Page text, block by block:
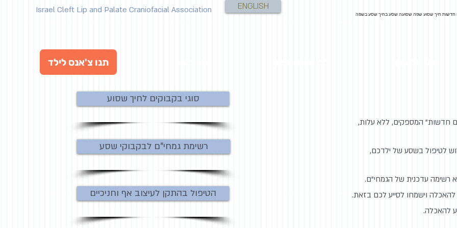
Israel Cleft Lip and Palate Craniofacial Association ENGLISH
חדשות חיך שסוע שפה שסועה שסע בחיך שסע בשפה
תנו צ'אנס לילד
סוגי בקבוקים לחיך שסוע
רשימת גמחי"ם לבקבוקי שסע
הטיפול בהתקן לעיצוב אף וחניכיים
חדשות" המספקים, ללא עלות,
לטיפול בשסע של ילדכם,
רשימה עדכנית של הגמחי"ם.
וישמחו לסייע לכם בזאת.
להאכלה.